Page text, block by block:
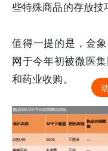
些特殊商品的存放技
值得一提的是，金
网于今年初被微医
和药业收购。